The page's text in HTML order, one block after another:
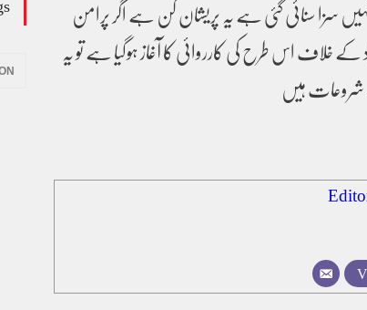
انہیں سزا سنائی گئی ہے یہ پریشان کن ہے اگر پرامن
خلاف اس طرح کی کارروائی کا آغاز ہوگیا ہے تو یہ
شروعات ہیں